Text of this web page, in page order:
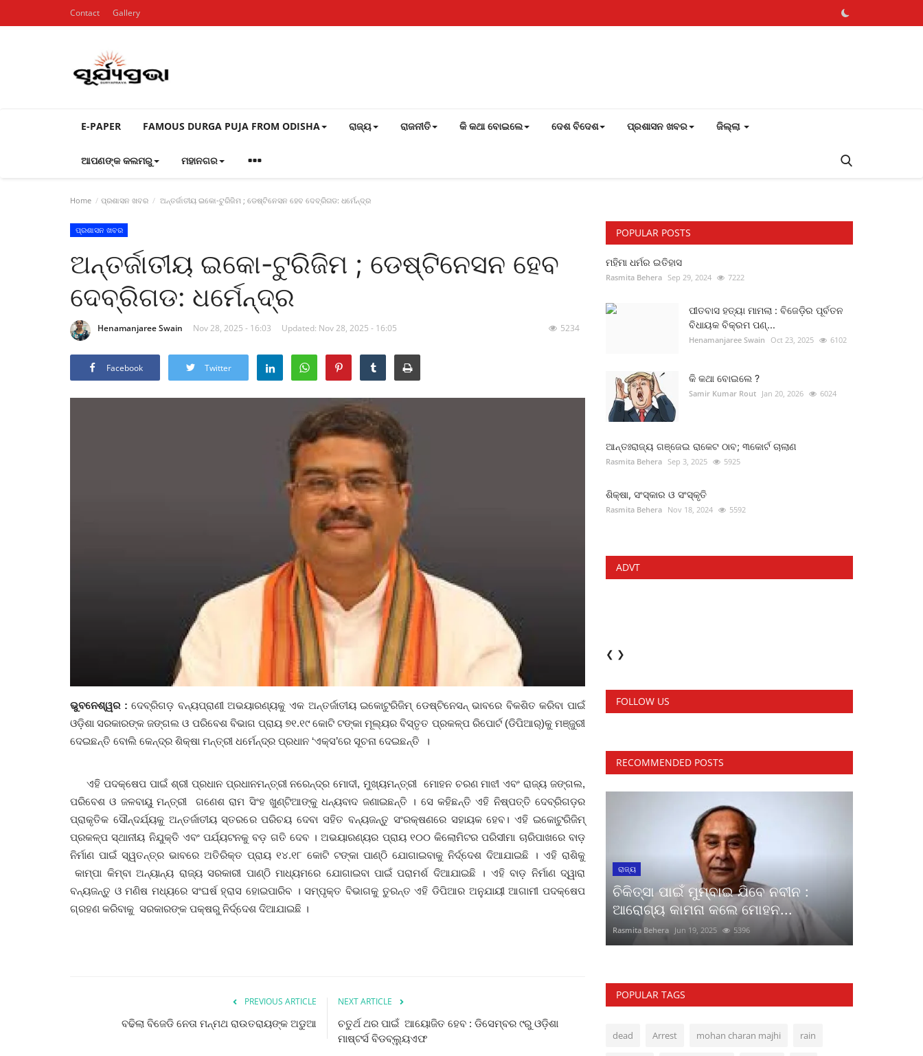
Contact Gallery
E-PAPER FAMOUS DURGA PUJA FROM ODISHA ରାଜ୍ୟ ରାଜନୀତି କି କଥା ବୋଇଲେ ଦେଶ ବିଦେଶ ପ୍ରଶାସନ ଖବର ଜିଲ୍ଲା
ଆପଣଙ୍କ କଲମରୁ ମହାନଗର
Home ପ୍ରଶାସନ ଖବର ଅନ୍ତର୍ଜାତୀୟ ଇକୋ-ଟୁରିଜିମ ; ଡେଷ୍ଟିନେସନ ହେବ ଦେବ୍ରିଗଡ: ଧର୍ମେନ୍ଦ୍ର
ପ୍ରଶାସନ ଖବର
ଅନ୍ତର୍ଜାତୀୟ ଇକୋ-ଟୁରିଜିମ ; ଡେଷ୍ଟିନେସନ ହେବ
ଦେବ୍ରିଗଡ: ଧର୍ମେନ୍ଦ୍ର
Henamanjaree Swain Nov 28, 2025 - 16:03 Updated: Nov 28, 2025 - 16:05 5234
Facebook Twitter
ଭୁବନେଶ୍ୱର : ଦେବ୍ରିଗଡ଼ ବନ୍ୟପ୍ରାଣୀ ଅଭୟାରଣ୍ୟକୁ ଏକ ଅନ୍ତର୍ଜାତୀୟ ଇକୋଟୁରିଜିମ୍‌ ଡେଷ୍ଟିନେସନ୍‌ ଭାବରେ ବିକଶିତ କରିବା ପାଇଁ
ଓଡ଼ିଶା ସରକାରଙ୍କ ଜଙ୍ଗଲ ଓ ପରିବେଶ ବିଭାଗ ପ୍ରାୟ ୭୧.୧୯ କୋଟି ଟଙ୍କା ମୂଲ୍ୟର ବିସ୍ତୃତ ପ୍ରକଳ୍ପ ରିପୋର୍ଟ (ଡିପିଆର୍‌)କୁ ମଞ୍ଜୁରୀ
ଦେଇଛନ୍ତି ବୋଲି କେନ୍ଦ୍ର ଶିକ୍ଷା ମନ୍ତ୍ରୀ ଧର୍ମେନ୍ଦ୍ର ପ୍ରଧାନ ‘ଏକ୍ସ’ରେ ସୂଚନା ଦେଇଛନ୍ତି ।
ଏହି ପଦକ୍ଷେପ ପାଇଁ ଶ୍ରୀ ପ୍ରଧାନ ପ୍ରଧାନମନ୍ତ୍ରୀ ନରେନ୍ଦ୍ର ମୋଦୀ, ମୁଖ୍ୟମନ୍ତ୍ରୀ ମୋହନ ଚରଣ ମାଝୀ ଏବଂ ରାଜ୍ୟ ଜଙ୍ଗଲ,
ପରିବେଶ ଓ ଜଳବାୟୁ ମନ୍ତ୍ରୀ ଗଣେଶ ରାମ ସିଂହ ଖୁଣ୍ଟିଆଙ୍କୁ ଧନ୍ୟବାଦ ଜଣାଇଛନ୍ତି । ସେ କହିଛନ୍ତି ଏହି ନିଷ୍ପତ୍ତି ଦେବ୍ରିଗଡ଼ର
ପ୍ରାକୃତିକ ସୌନ୍ଦର୍ଯ୍ୟକୁ ଅନ୍ତର୍ଜାତୀୟ ସ୍ତରରେ ପରିଚୟ ଦେବା ସହିତ ବନ୍ୟଜନ୍ତୁ ସଂରକ୍ଷଣରେ ସହାୟକ ହେବ। ଏହି ଇକୋଟୁରିଜିମ୍‌
ପ୍ରକଳ୍ପ ସ୍ଥାନୀୟ ନିଯୁକ୍ତି ଏବଂ ପର୍ଯ୍ୟଟନକୁ ବଡ଼ ଗତି ଦେବ । ଅଭୟାରଣ୍ୟର ପ୍ରାୟ ୧୦୦ କିଲୋମିଟର ପରିସୀମା ଚାରିପାଖରେ ବାଡ଼
ନିର୍ମାଣ ପାଇଁ ସ୍ୱତନ୍ତ୍ର ଭାବରେ ଅତିରିକ୍ତ ପ୍ରାୟ ୧୪.୧୮ କୋଟି ଟଙ୍କା ପାଣ୍ଠି ଯୋଗାଇବାକୁ ନିର୍ଦ୍ଦେଶ ଦିଆଯାଇଛି । ଏହି ରାଶିକୁ
କାମ୍ପା କିମ୍ବା ଅନ୍ୟାନ୍ୟ ରାଜ୍ୟ ସରକାରୀ ପାଣ୍ଠି ମାଧ୍ୟମରେ ଯୋଗାଇବା ପାଇଁ ପରାମର୍ଶ ଦିଆଯାଇଛି । ଏହି ବାଡ଼ ନିର୍ମାଣ ଦ୍ୱାରା
ବନ୍ୟଜନ୍ତୁ ଓ ମଣିଷ ମଧ୍ୟରେ ସଂଘର୍ଷ ହ୍ରାସ ହୋଇପାରିବ । ସମ୍ପୃକ୍ତ ବିଭାଗକୁ ତୁରନ୍ତ ଏହି ଡିପିଆର ଅନୁଯାୟୀ ଆଗାମୀ ପଦକ୍ଷେପ
ଗ୍ରହଣ କରିବାକୁ ସରକାରଙ୍କ ପକ୍ଷରୁ ନିର୍ଦ୍ଦେଶ ଦିଆଯାଇଛି ।
PREVIOUS ARTICLE
ବଢିଲା ବିଜେଡି ନେତା ମନ୍ମଥ ରାଉତରାୟଙ୍କ ଅଡୁଆ
NEXT ARTICLE
ଚତୁର୍ଥ ଥର ପାଇଁ ଆୟୋଜିତ ହେବ : ଡିସେମ୍ବର ୯ରୁ ଓଡ଼ିଶା
ମାଷ୍ଟର୍ସ ବିଡବ୍ଲ୍ୟୁଏଫ
POPULAR POSTS
ମହିମା ଧର୍ମର ଇତିହାସ
Rasmita Behera Sep 29, 2024 7222
ପୀତବାସ ହତ୍ୟା ମାମଲା : ବିଜେଡ଼ିର ପୂର୍ବତନ
ବିଧାୟକ ବିକ୍ରମ ପଣ୍...
Henamanjaree Swain Oct 23, 2025 6102
କି କଥା ବୋଇଲେ ?
Samir Kumar Rout Jan 20, 2026 6024
ଆନ୍ତଃରାଜ୍ୟ ଗଞ୍ଜେଇ ରାକେଟ ଠାବ; ୩କୋର୍ଟ ଚାଲାଣ
Rasmita Behera Sep 3, 2025 5925
ଶିକ୍ଷା, ସଂସ୍କାର ଓ ସଂସ୍କୃତି
Rasmita Behera Nov 18, 2024 5592
ADVT
❮ ❯
FOLLOW US
RECOMMENDED POSTS
ରାଜ୍ୟ
ଚିକିତ୍ସା ପାଇଁ ମୁମ୍ବାଇ ଯିବେ ନବୀନ :
ଆରୋଗ୍ୟ କାମନା କଲେ ମୋହନ...
Rasmita Behera Jun 19, 2025 5396
POPULAR TAGS
dead Arrest mohan charan majhi rain